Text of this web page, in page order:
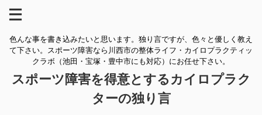
色んな事を書き込みたいと思います。独り言ですが、色々と優しく教え
て下さい。スポーツ障害なら川西市の整体ライフ・カイロプラクティッ
クラボ（池田・宝塚・豊中市にも対応）にお任せ下さい。
スポーツ障害を得意とするカイロプラク
ターの独り言